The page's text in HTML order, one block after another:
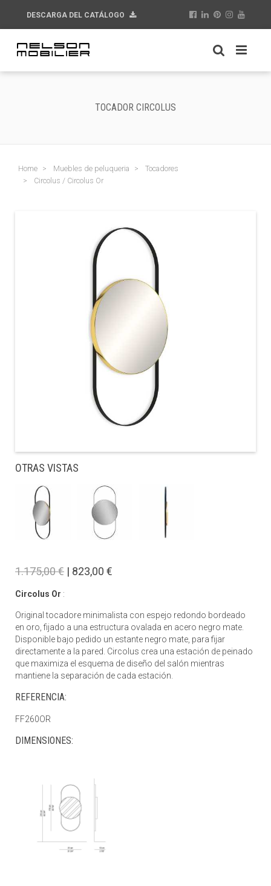
DESCARGA DEL CATÁLOGO
TOCADOR CIRCOLUS
Home Muebles de peluqueria
Tocadores
Circolus / Circolus Or
OTRAS VISTAS
1.175,00 € | 823,00 €
Circolus Or :
Original tocadore minimalista con espejo redondo bordeado
en oro, fijado a una estructura ovalada en acero negro mate.
Disponible bajo pedido un estante negro mate, para fijar
directamente a la pared. Circolus crea una estación de peinado
que maximiza el esquema de diseño del salón mientras
mantiene la separación de cada estación.
REFERENCIA:
FF260OR
DIMENSIONES: